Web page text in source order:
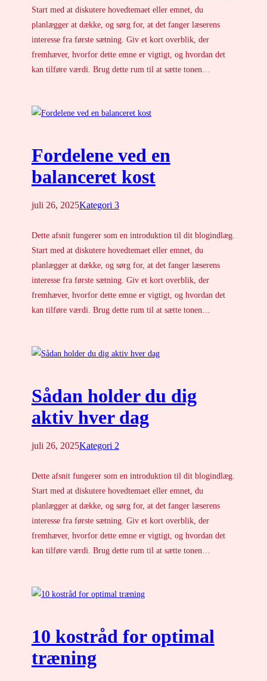
Start med at diskutere hovedtemaet eller emnet, du
planlægger at dække, og sørg for, at det fanger læserens
interesse fra første sætning. Giv et kort overblik, der
fremhæver, hvorfor dette emne er vigtigt, og hvordan det
kan tilføre værdi. Brug dette rum til at sætte tonen…
Fordelene ved en
balanceret kost
juli 26, 2025Kategori 3
Dette afsnit fungerer som en introduktion til dit blogindlæg.
Start med at diskutere hovedtemaet eller emnet, du
planlægger at dække, og sørg for, at det fanger læserens
interesse fra første sætning. Giv et kort overblik, der
fremhæver, hvorfor dette emne er vigtigt, og hvordan det
kan tilføre værdi. Brug dette rum til at sætte tonen…
Sådan holder du dig
aktiv hver dag
juli 26, 2025Kategori 2
Dette afsnit fungerer som en introduktion til dit blogindlæg.
Start med at diskutere hovedtemaet eller emnet, du
planlægger at dække, og sørg for, at det fanger læserens
interesse fra første sætning. Giv et kort overblik, der
fremhæver, hvorfor dette emne er vigtigt, og hvordan det
kan tilføre værdi. Brug dette rum til at sætte tonen…
10 kostråd for optimal
træning